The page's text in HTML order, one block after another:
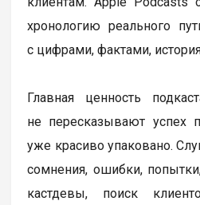
хронологию реального
с цифрами, фактами,
Главная ценность
не пересказывают успех
уже красиво упаковано.
сомнения, ошибки,
кастдевы, поиск